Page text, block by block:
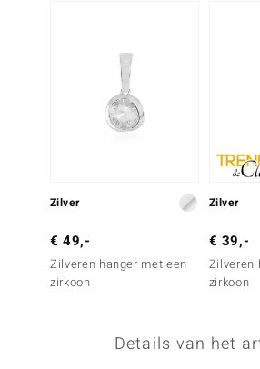
Collection
Zilver
€ 49,-
Zilveren hanger met een
zirkoon
Zilver
€ 39,-
Zilveren
zirkoon
Details van het